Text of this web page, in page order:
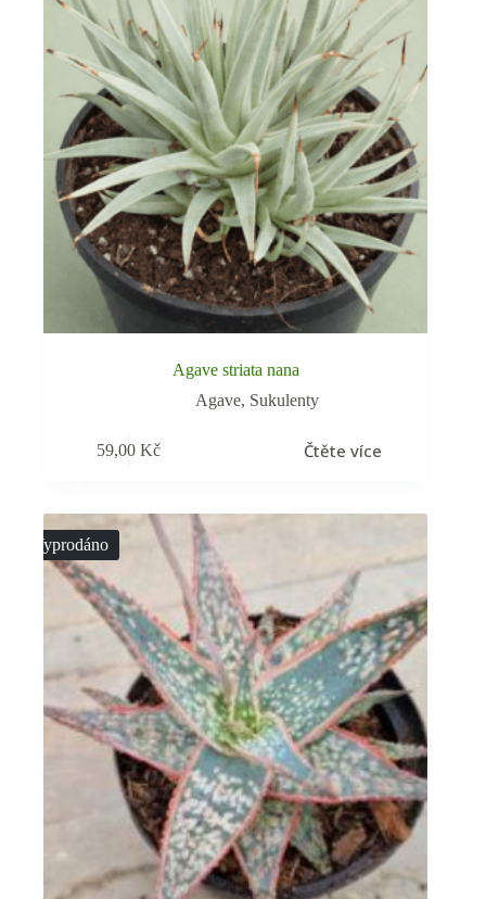
Agave striata nana
Agave, Sukulenty
59,00Kč Čtěte více
Vyprodáno